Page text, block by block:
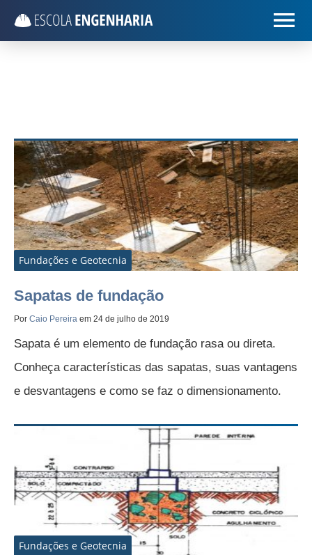
Fundações e Geotecnia
Sapatas de fundação
Por Caio Pereira em 24 de julho de 2019
Sapata é um elemento de fundação rasa ou direta.
Conheça características das sapatas, suas vantagens
e desvantagens e como se faz o dimensionamento.
Fundações e Geotecnia